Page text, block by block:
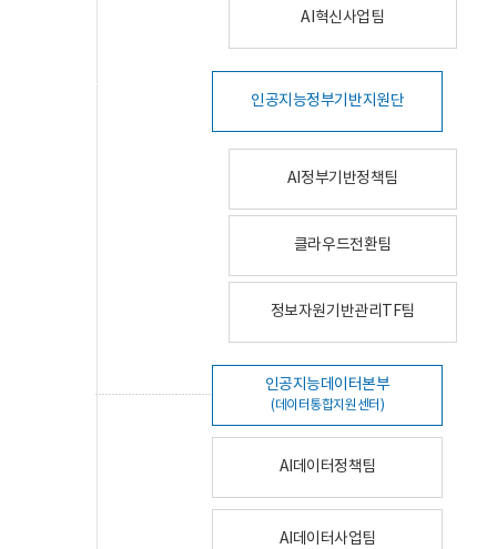
AI혁신사업팀
인공지능정부기반지원단
AI정부기반정책팀
클라우드전환팀
정보자원기반관리TF팀
인공지능데이터본부
(데이터통합지원센터)
AI데이터정책팀
AI데이터사업팀